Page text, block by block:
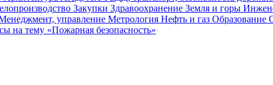
Закупки Здравоохранение Земля и горы
управление Метрология Нефть и газ Образование
на тему «Пожарная безопасность»